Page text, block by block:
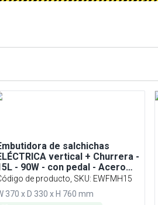
de salchichas
vertical + Churrera -
- 90W - con pedal - Acero
- con 4 tubos de
y 3 boquillas para
de producto, SKU: EWFMH15
370 x D 330 x H 760 mm